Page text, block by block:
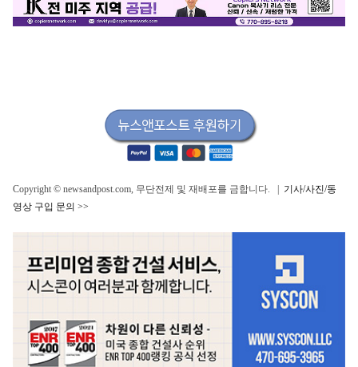
Copyright © newsandpost.com, 무단전제 및 재배포를 금합니다. | 기사/사진/동
영상 구입 문의 >>